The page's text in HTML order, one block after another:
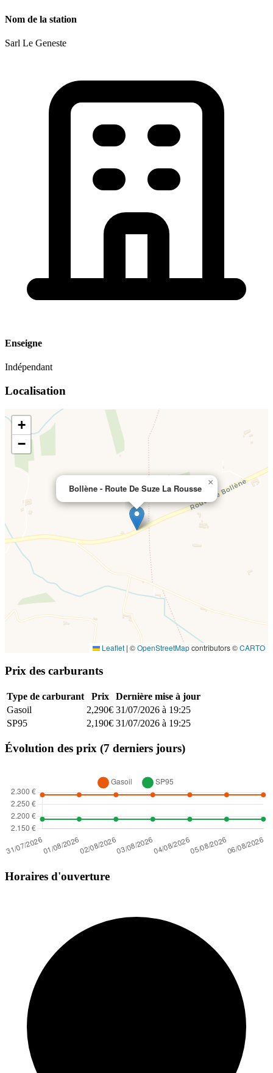
Nom de la station
Sarl Le Geneste
Enseigne
Indépendant
Localisation
Bollène - Route De Suze La Rousse
×
+
−
Leaflet | ©OpenStreetMapcontributors ©CARTO
Prix des carburants
Type de carburant Prix
Dernière mise à jour
Gasoil
2,290€ 31/07/2026 à 19:25
SP95
2,190€ 31/07/2026 à 19:25
Évolution des prix (7 derniers jours)
Horaires d'ouverture